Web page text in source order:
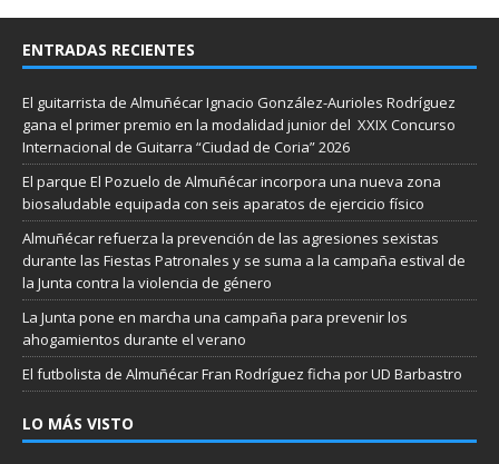
ENTRADAS RECIENTES
El guitarrista de Almuñécar Ignacio González-Aurioles Rodríguez
gana el primer premio en la modalidad junior del XXIX Concurso
Internacional de Guitarra “Ciudad de Coria” 2026
El parque El Pozuelo de Almuñécar incorpora una nueva zona
biosaludable equipada con seis aparatos de ejercicio físico
Almuñécar refuerza la prevención de las agresiones sexistas
durante las Fiestas Patronales y se suma a la campaña estival de
la Junta contra la violencia de género
La Junta pone en marcha una campaña para prevenir los
ahogamientos durante el verano
El futbolista de Almuñécar Fran Rodríguez ficha por UD Barbastro
LO MÁS VISTO